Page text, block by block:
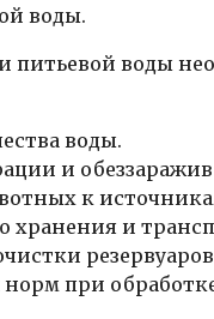
воды.
питьевой воды
воды.
и
к
хранения и
при